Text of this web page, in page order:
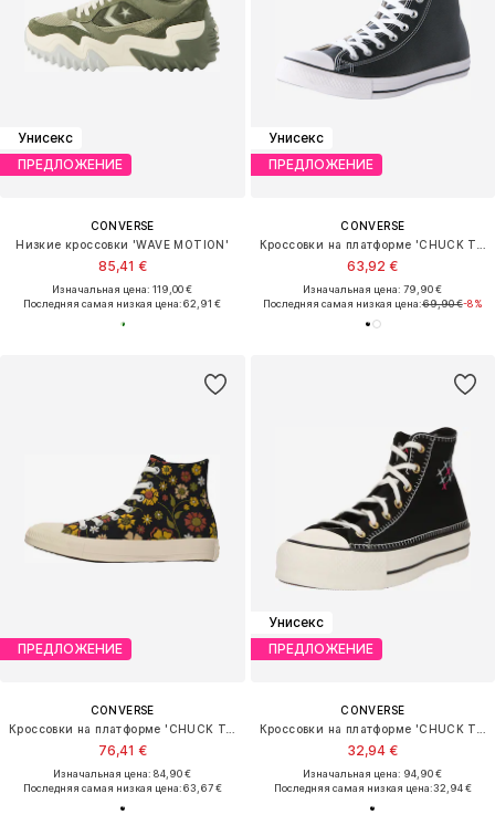
Унисекс
ПРЕДЛОЖЕНИЕ
CONVERSE
Низкие кроссовки 'WAVE MOTION'
85,41 €
Изначальная цена: 119,00 €
Последняя самая низкая цена:62,91 €
Унисекс
ПРЕДЛОЖЕНИЕ
CONVERSE
63,92 €
Изначальная цена: 79,90 €
Последняя самая низкая цена:69,90 €-8%
ПРЕДЛОЖЕНИЕ
CONVERSE
76,41 €
Изначальная цена: 84,90 €
Последняя самая низкая цена:63,67 €
Унисекс
ПРЕДЛОЖЕНИЕ
CONVERSE
32,94 €
Изначальная цена: 94,90 €
Последняя самая низкая цена:32,94 €